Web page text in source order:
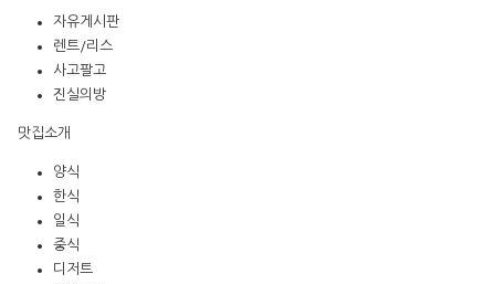
자유게시판
렌트/리스
사고팔고
진실의방
맛집소개
양식
한식
일식
중식
디저트